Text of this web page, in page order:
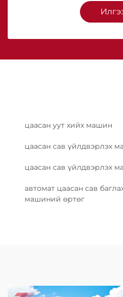
цаасан уут хийх машин
цаасан сав үйлдвэрлэх
цаасан сав үйлдвэрлэх
автомат цаасан сав
машиний өртөг